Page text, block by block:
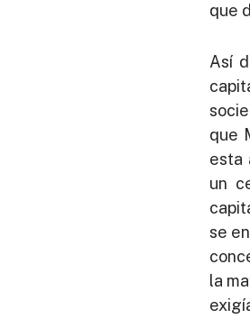
que
Así
que
esta
un
se
la